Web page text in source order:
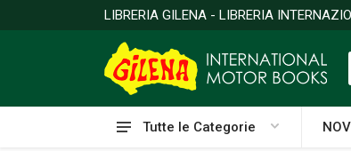
LIBRERIA GILENA - LIBRERIA
Tutte le Categorie